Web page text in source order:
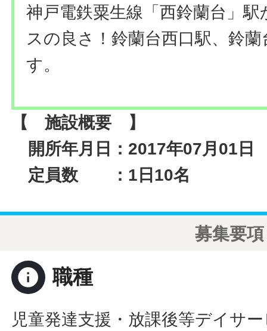
神戸電鉄粟生線「西鈴蘭台」
スの良さ！鈴蘭台西口駅、鈴
す。
【 施設概要 】
開所年月日：2017年07月01日
定員数 ：1日10名
募集要項
info 職種
児童発達支援・放課後等デイサ